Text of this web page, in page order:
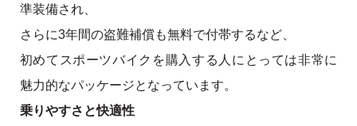
準装備され、
さらに3年間の盗難補償も無料で付帯するなど、
初めてスポーツバイクを購入する人にとっては非常に
魅力的なパッケージとなっています。
乗りやすさと快適性